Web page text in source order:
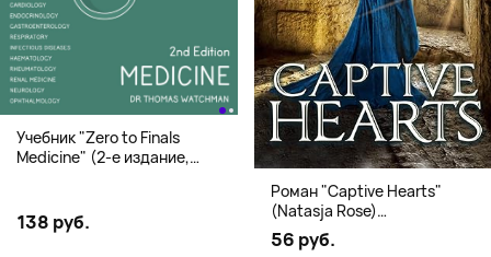
Учебник "Zero to Finals
Medicine" (2-е издание,
138 руб.
Роман "Captive Hearts"
(Natasja Rose)
Романтическое фэнтези
56 руб.